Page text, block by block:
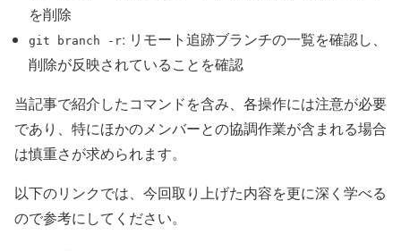
を削除
git branch -r: リモート追跡ブランチの一覧を確認し、
削除が反映されていることを確認
当記事で紹介したコマンドを含み、各操作には注意が必要
であり、特にほかのメンバーとの協調作業が含まれる場合
は慎重さが求められます。
以下のリンクでは、今回取り上げた内容を更に深く学べる
ので参考にしてください。